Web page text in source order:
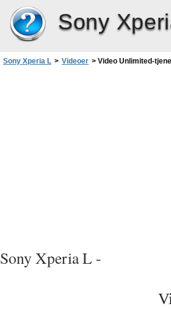
Sony
Sony Xperia L > Videoer > Video Unlimited-
Sony Xperia L -